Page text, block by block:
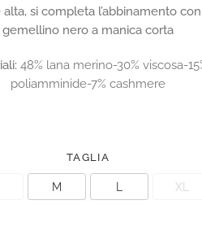
si completa l’abbinamento
gemellino nero a manica corta
48% lana merino-30% viscosa-
poliamminide-7% cashmere
TAGLIA
M XL